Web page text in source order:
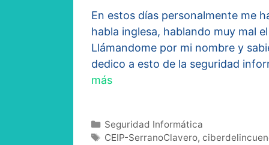
En estos días personalmente me
habla inglesa, hablando muy mal
Llámandome por mi nombre y
dedico a esto de la seguridad
más
Categorías
Seguridad Informática
Etiquetas
CEIP-SerranoClavero,